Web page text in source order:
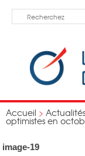
Accueil > Actualités
optimistes en
image-19